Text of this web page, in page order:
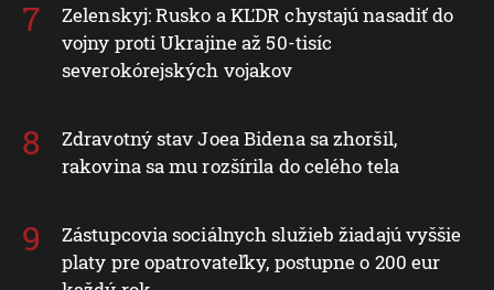
Zelenskyj: Rusko a KĽDR chystajú nasadiť do
vojny proti Ukrajine až 50-tisíc
severokórejských vojakov
Zdravotný stav Joea Bidena sa zhoršil,
rakovina sa mu rozšírila do celého tela
Zástupcovia sociálnych služieb žiadajú vyššie
platy pre opatrovateľky, postupne o 200 eur